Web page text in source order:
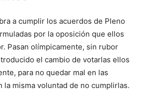
a cumplir los acuerdos de Pleno
por la oposición que ellos
Pasan olímpicamente, sin rubor
el cambio de votarlas ellos
para no quedar mal en las
la misma voluntad de no cumplirlas.